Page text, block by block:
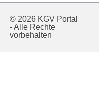
© 2026 KGV Portal
- Alle Rechte
vorbehalten